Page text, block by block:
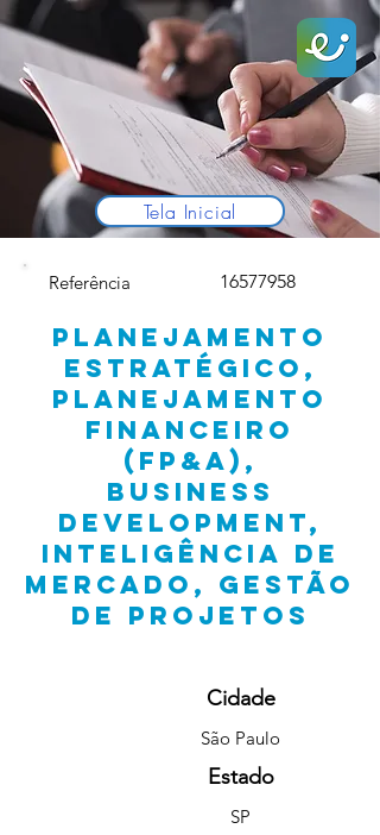
Tela Inicial
Referência 16577958
PLANEJAMENTO
ESTRATÉGICO,
PLANEJAMENTO
FINANCEIRO
(FP&A),
BUSINESS
DEVELOPMENT,
INTELIGÊNCIA DE
MERCADO, GESTÃO
DE PROJETOS
Cidade
São Paulo
Estado
SP